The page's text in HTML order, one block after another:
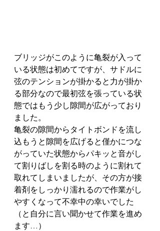
ブリッジがこのように亀裂が入って
いる状態は初めてですが、サドルに
弦のテンションが掛かると力が掛か
る部分なので最初弦を張っている状
態ではもう少し隙間が広がっており
ました。
亀裂の隙間からタイトボンドを流し
込もうと隙間を広げると僅かにつな
がっていた状態からパキッと音がし
て割りばしを割る時のように割れて
取れてしまいましたが、その方が接
着剤をしっかり濡れるので作業がし
やすくなって不幸中の幸いでした
（と自分に言い聞かせて作業を進め
ます…）